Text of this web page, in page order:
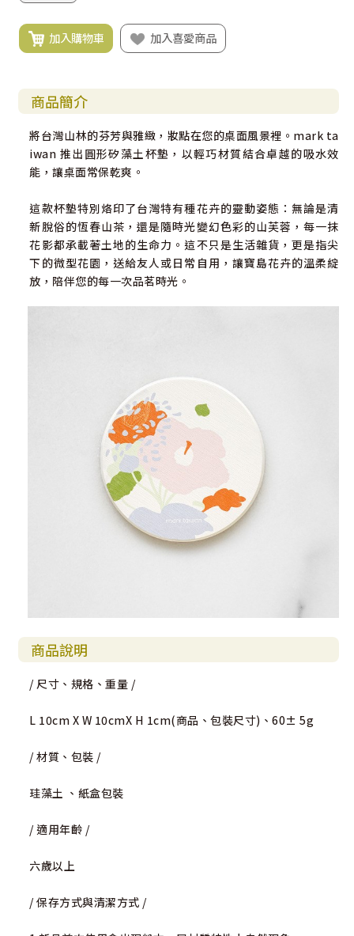
加入購物車 加入喜愛商品
商品簡介
將台灣山林的芬芳與雅緻，妝點在您的桌面風景裡。mark ta
iwan 推出圓形矽藻土杯墊，以輕巧材質結合卓越的吸水效
能，讓桌面常保乾爽。
這款杯墊特別烙印了台灣特有種花卉的靈動姿態：無論是清
新脫俗的恆春山茶，還是隨時光變幻色彩的山芙蓉，每一抹
花影都承載著土地的生命力。這不只是生活雜貨，更是指尖
下的微型花園，送給友人或日常自用，讓寶島花卉的溫柔綻
放，陪伴您的每一次品茗時光。
商品說明
/ 尺寸、規格、重量 /
L 10cm X W 10cmX H 1cm(商品、包裝尺寸)、60± 5g
/ 材質、包裝 /
珪藻土 、紙盒包裝
/ 適用年齡 /
六歲以上
/ 保存方式與清潔方式 /